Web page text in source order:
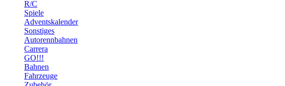
R/C
Spiele
Adventskalender
Sonstiges
Autorennbahnen
Carrera
GO!!!
Bahnen
Fahrzeuge